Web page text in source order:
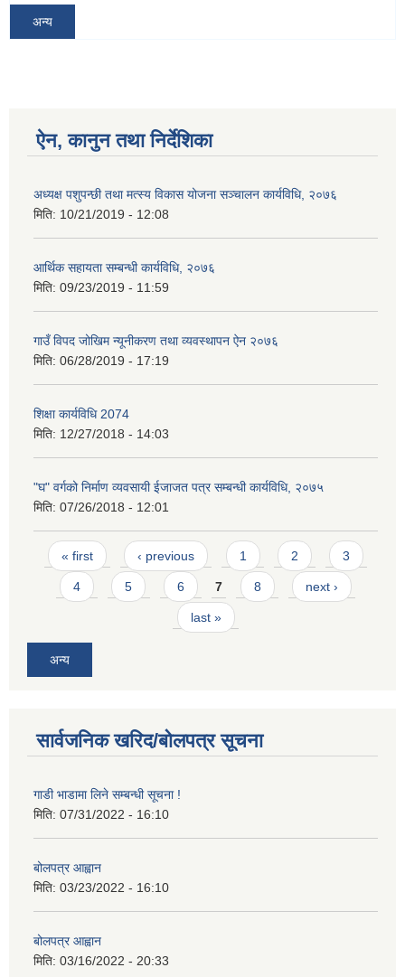
अन्य
ऐन, कानुन तथा निर्देशिका
अध्यक्ष पशुपन्छी तथा मत्स्य विकास योजना सञ्चालन कार्यविधि, २०७६
मिति: 10/21/2019 - 12:08
आर्थिक सहायता सम्बन्धी कार्यविधि, २०७६
मिति: 09/23/2019 - 11:59
गाउँ विपद जोखिम न्यूनीकरण तथा व्यवस्थापन ऐन २०७६
मिति: 06/28/2019 - 17:19
शिक्षा कार्यविधि 2074
मिति: 12/27/2018 - 14:03
"घ" वर्गको निर्माण व्यवसायी ईजाजत पत्र सम्बन्धी कार्यविधि, २०७५
मिति: 07/26/2018 - 12:01
Pages
« first ‹ previous 1 2 3
4 5 6 7 8 next ›
last »
अन्य
सार्वजनिक खरिद/बोलपत्र सूचना
गाडी भाडामा लिने सम्बन्धी सूचना !
मिति: 07/31/2022 - 16:10
बोलपत्र आह्वान
मिति: 03/23/2022 - 16:10
बोलपत्र आह्वान
मिति: 03/16/2022 - 20:33